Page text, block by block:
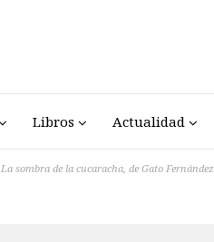
Libros Actualidad
sombra de la cucaracha, de Gato Fernández